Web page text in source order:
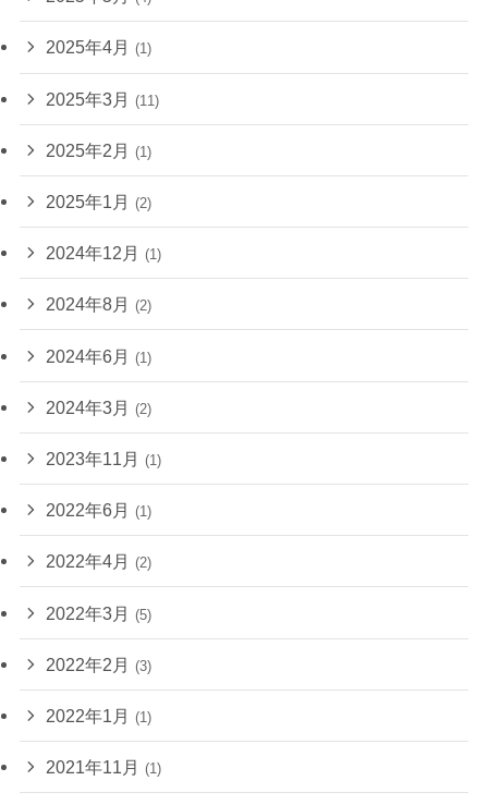
2025年4月 (1)
2025年3月 (11)
2025年2月 (1)
2025年1月 (2)
2024年12月 (1)
2024年8月 (2)
2024年6月 (1)
2024年3月 (2)
2023年11月 (1)
2022年6月 (1)
2022年4月 (2)
2022年3月 (5)
2022年2月 (3)
2022年1月 (1)
2021年11月 (1)